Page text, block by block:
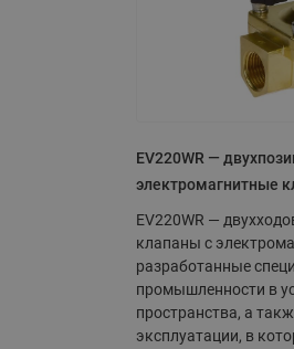
EV220WR —
электромагнитные
EV220WR —
клапаны с
разработанные
промышленности в
пространства, а
эксплуатации, в